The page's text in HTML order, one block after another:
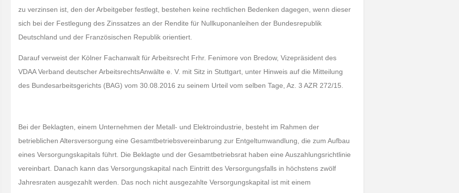
zu verzinsen ist, den der Arbeitgeber festlegt, bestehen keine rechtlichen Bedenken dagegen, wenn dieser
sich bei der Festlegung des Zinssatzes an der Rendite für Nullkuponanleihen der Bundesrepublik
Deutschland und der Französischen Republik orientiert.
Darauf verweist der Kölner Fachanwalt für Arbeitsrecht Frhr. Fenimore von Bredow, Vizepräsident des
VDAA Verband deutscher ArbeitsrechtsAnwälte e. V. mit Sitz in Stuttgart, unter Hinweis auf die Mitteilung
des Bundesarbeitsgerichts (BAG) vom 30.08.2016 zu seinem Urteil vom selben Tage, Az. 3 AZR 272/15.
Bei der Beklagten, einem Unternehmen der Metall- und Elektroindustrie, besteht im Rahmen der
betrieblichen Altersversorgung eine Gesamtbetriebsvereinbarung zur Entgeltumwandlung, die zum Aufbau
eines Versorgungskapitals führt. Die Beklagte und der Gesamtbetriebsrat haben eine Auszahlungsrichtlinie
vereinbart. Danach kann das Versorgungskapital nach Eintritt des Versorgungsfalls in höchstens zwölf
Jahresraten ausgezahlt werden. Das noch nicht ausgezahlte Versorgungskapital ist mit einem